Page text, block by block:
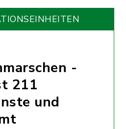
-
211
und